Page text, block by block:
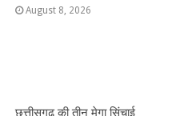
August 8, 2026
छत्तीसगढ़ की तीन मेगा सिंचाई